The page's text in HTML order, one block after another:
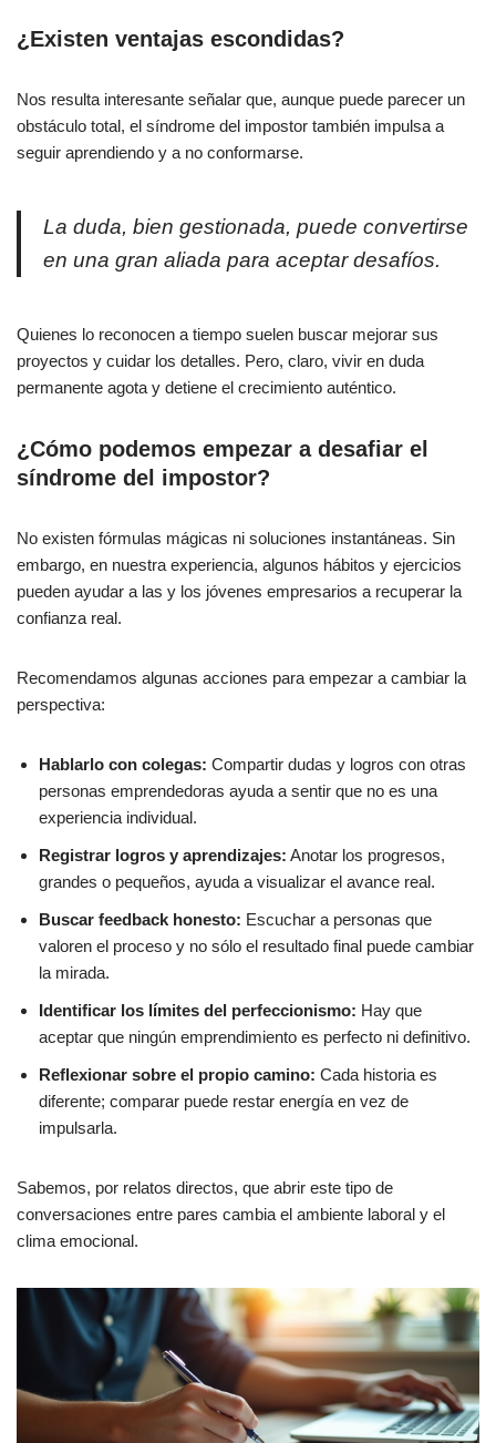
¿Existen ventajas escondidas?
Nos resulta interesante señalar que, aunque puede parecer un
obstáculo total, el síndrome del impostor también impulsa a
seguir aprendiendo y a no conformarse.
La duda, bien gestionada, puede convertirse
en una gran aliada para aceptar desafíos.
Quienes lo reconocen a tiempo suelen buscar mejorar sus
proyectos y cuidar los detalles. Pero, claro, vivir en duda
permanente agota y detiene el crecimiento auténtico.
¿Cómo podemos empezar a desafiar el
síndrome del impostor?
No existen fórmulas mágicas ni soluciones instantáneas. Sin
embargo, en nuestra experiencia, algunos hábitos y ejercicios
pueden ayudar a las y los jóvenes empresarios a recuperar la
confianza real.
Recomendamos algunas acciones para empezar a cambiar la
perspectiva:
Hablarlo con colegas: Compartir dudas y logros con otras
personas emprendedoras ayuda a sentir que no es una
experiencia individual.
Registrar logros y aprendizajes: Anotar los progresos,
grandes o pequeños, ayuda a visualizar el avance real.
Buscar feedback honesto: Escuchar a personas que
valoren el proceso y no sólo el resultado final puede cambiar
la mirada.
Identificar los límites del perfeccionismo: Hay que
aceptar que ningún emprendimiento es perfecto ni definitivo.
Reflexionar sobre el propio camino: Cada historia es
diferente; comparar puede restar energía en vez de
impulsarla.
Sabemos, por relatos directos, que abrir este tipo de
conversaciones entre pares cambia el ambiente laboral y el
clima emocional.